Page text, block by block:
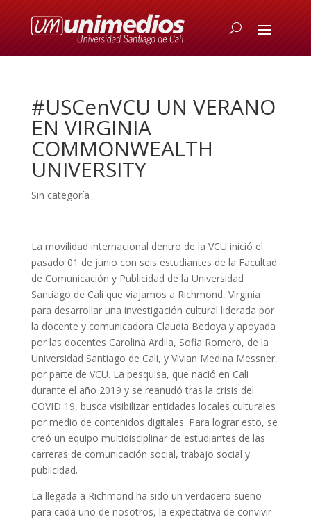
#USCenVCU UN VERANO
EN VIRGINIA
COMMONWEALTH
UNIVERSITY
Sin categoría
La movilidad internacional dentro de la VCU inició el
pasado 01 de junio con seis estudiantes de la Facultad
de Comunicación y Publicidad de la Universidad
Santiago de Cali que viajamos a Richmond, Virginia
para desarrollar una investigación cultural liderada por
la docente y comunicadora Claudia Bedoya y apoyada
por las docentes Carolina Ardila, Sofia Romero, de la
Universidad Santiago de Cali, y Vivian Medina Messner,
por parte de VCU. La pesquisa, que nació en Cali
durante el año 2019 y se reanudó tras la crisis del
COVID 19, busca visibilizar entidades locales culturales
por medio de contenidos digitales. Para lograr esto, se
creó un equipo multidisciplinar de estudiantes de las
carreras de comunicación social, trabajo social y
publicidad.
La llegada a Richmond ha sido un verdadero sueño
para cada uno de nosotros, la expectativa de convivir